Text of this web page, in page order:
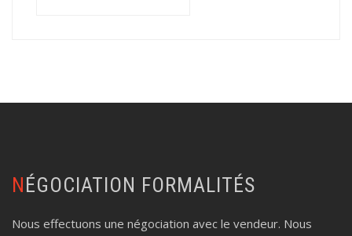
NÉGOCIATION FORMALITÉS
Nous effectuons une négociation avec le vendeur. Nous